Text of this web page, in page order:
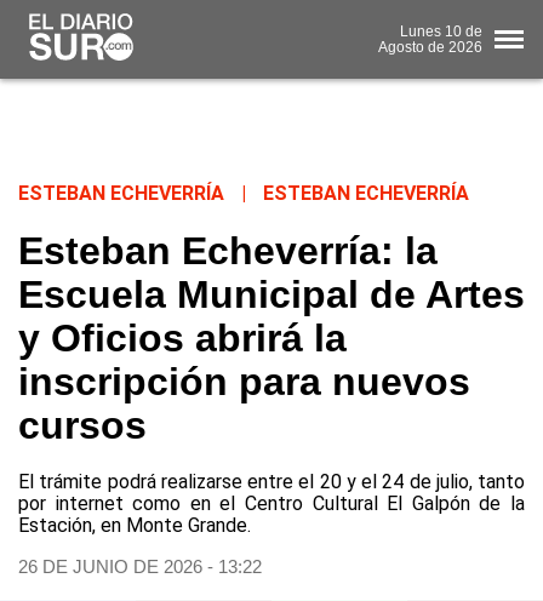
Lunes 10 de
Agosto de 2026
ESTEBAN ECHEVERRÍA ESTEBAN ECHEVERRÍA
Esteban Echeverría: la
Escuela Municipal de Artes
y Oficios abrirá la
inscripción para nuevos
cursos
El trámite podrá realizarse entre el 20 y el 24 de julio, tanto
por internet como en el Centro Cultural El Galpón de la
Estación, en Monte Grande.
26 DE JUNIO DE 2026 - 13:22